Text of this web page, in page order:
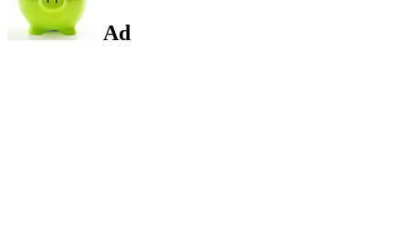
Ad